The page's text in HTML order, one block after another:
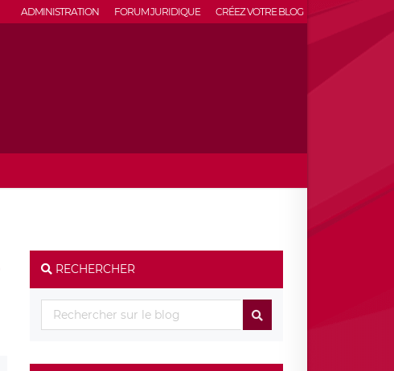
ADMINISTRATION FORUM JURIDIQUE CRÉEZ VOTRE BLOG
RECHERCHER